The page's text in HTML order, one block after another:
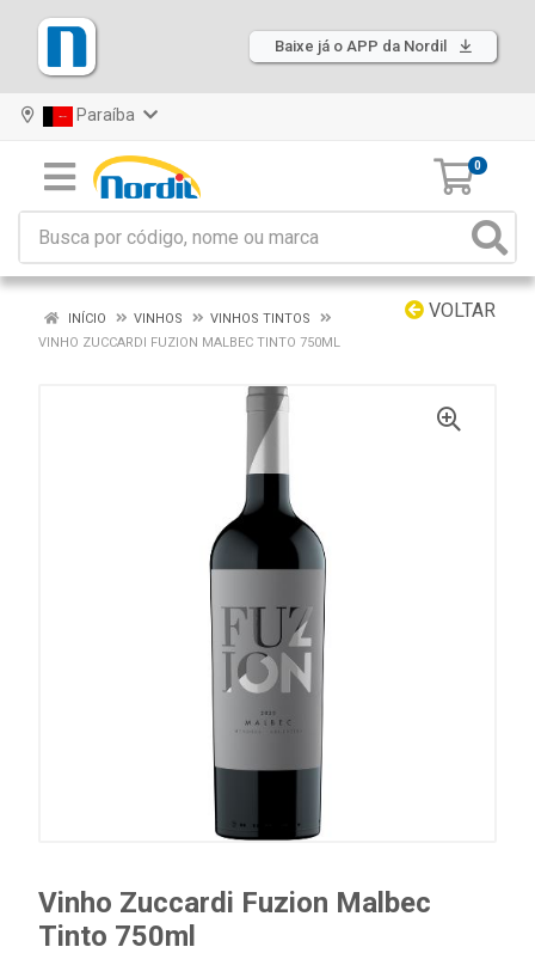
Baixe já o APP da Nordil
Paraíba
0
VOLTAR
INÍCIO VINHOS
VINHOS TINTOS
VINHO ZUCCARDI FUZION MALBEC TINTO 750ML
Vinho Zuccardi Fuzion Malbec
Tinto 750ml